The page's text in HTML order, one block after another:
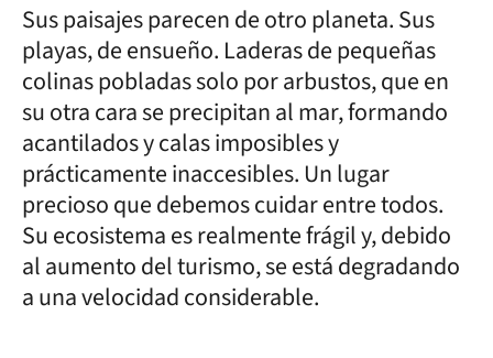
Sus paisajes parecen de otro planeta. Sus
playas, de ensueño. Laderas de pequeñas
colinas pobladas solo por arbustos, que en
su otra cara se precipitan al mar, formando
acantilados y calas imposibles y
prácticamente inaccesibles. Un lugar
precioso que debemos cuidar entre todos.
Su ecosistema es realmente frágil y, debido
al aumento del turismo, se está degradando
a una velocidad considerable.